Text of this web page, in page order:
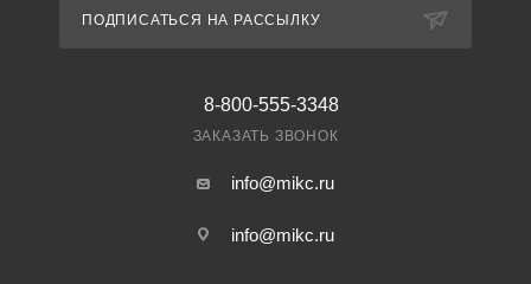
ПОДПИСАТЬСЯ НА РАССЫЛКУ
8-800-555-3348
ЗАКАЗАТЬ ЗВОНОК
info@mikc.ru
info@mikc.ru